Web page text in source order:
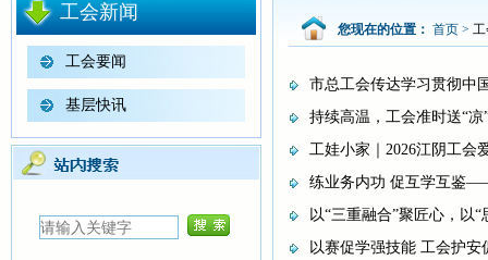
工会新闻
工会要闻
基层快讯
您现在的位置： 首页 >
市总工会传达学习贯彻中
持续高温，工会准时送“
工娃小家｜2026江阴工会
练业务内功 促互学互鉴
以“三重融合”聚匠心，以“
以赛促学强技能 工会护安